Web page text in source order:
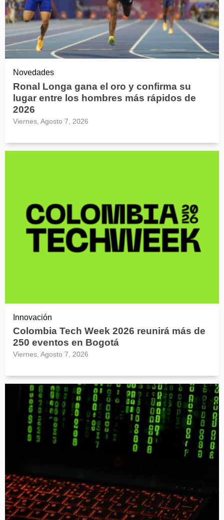
Novedades
Ronal Longa gana el oro y confirma su
lugar entre los hombres más rápidos de
2026
Viernes, Agosto 7, 2026
Innovación
Colombia Tech Week 2026 reunirá más de
250 eventos en Bogotá
Viernes, Agosto 7, 2026